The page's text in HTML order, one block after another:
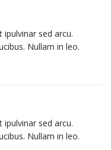
sed arcu.
Nullam in leo.
sed arcu.
Nullam in leo.